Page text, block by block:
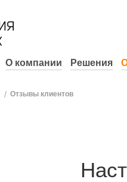
О компании Решения
Отзывы клиентов